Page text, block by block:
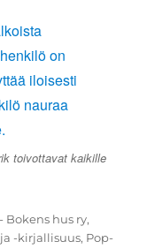
toivottavat kaikille
Bokens hus ry,
-kirjallisuus, Pop-